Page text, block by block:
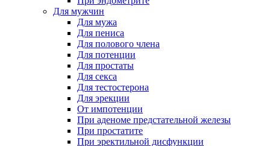
Для мужчин
Для мужа
Для пениса
Для полового члена
Для потенции
Для простаты
Для секса
Для тестостерона
Для эрекции
От импотенции
При аденоме предстательной железы
При простатите
При эректильной дисфункции